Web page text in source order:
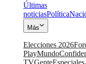
Últimas
noticiasPolítica
Más
Elecciones 2026
PlayMundo
TVGenteEspeciales